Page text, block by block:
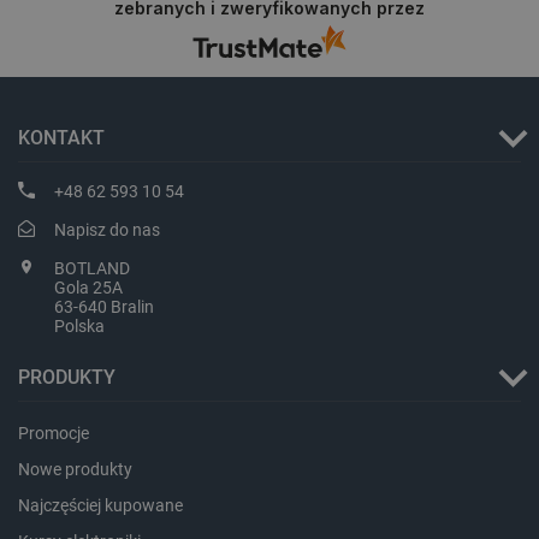
zebranych i zweryfikowanych przez
KONTAKT
+48 62 593 10 54
Napisz do nas
BOTLAND
Gola 25A
63-640 Bralin
Polska
PRODUKTY
Promocje
Nowe produkty
Najczęściej kupowane